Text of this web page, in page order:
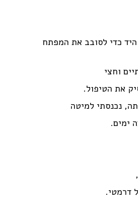
כדי לסובב את המפתח
וחצי
את הטיפול.
נכנסתי למיטה
ימים.
דרמטי.